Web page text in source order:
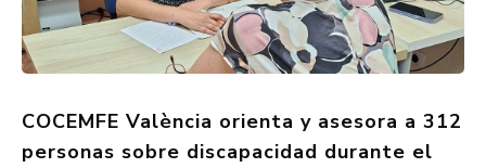
COCEMFE València orienta y asesora a 312
personas sobre discapacidad durante el